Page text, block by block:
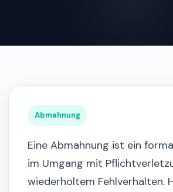
Abmahnung
Eine Abmahnung ist ein
im Umgang mit
wiederholtem Fehlverhalten.